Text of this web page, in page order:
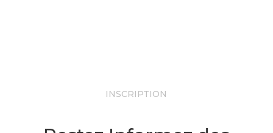
INSCRIPTION